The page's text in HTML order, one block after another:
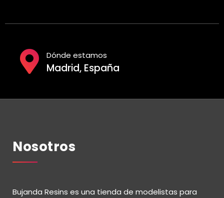
Dónde estamos
Madrid, España
Nosotros
Bujanda Resins es una tienda de modelistas para